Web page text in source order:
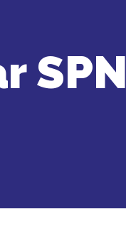
SPN